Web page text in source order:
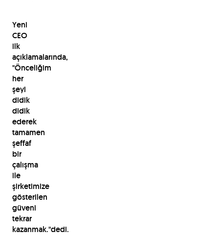
Yeni
CEO
ilk
açıklamalarında,
"Önceliğim
her
şeyi
didik
didik
ederek
tamamen
şeffaf
bir
çalışma
ile
şirketimize
gösterilen
güveni
tekrar
kazanmak."dedi.